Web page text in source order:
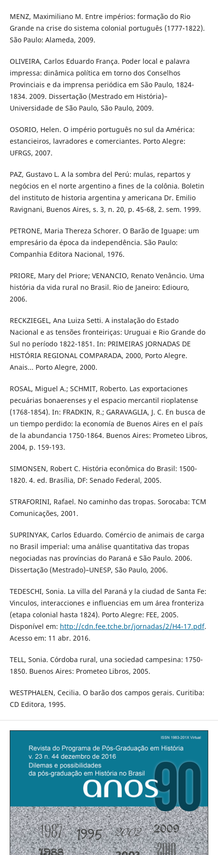
MENZ, Maximiliano M. Entre impérios: formação do Rio
Grande na crise do sistema colonial português (1777-1822).
São Paulo: Alameda, 2009.
OLIVEIRA, Carlos Eduardo França. Poder local e palavra
impressa: dinâmica política em torno dos Conselhos
Provinciais e da imprensa periódica em São Paulo, 1824-
1834. 2009. Dissertação (Mestrado em História)–
Universidade de São Paulo, São Paulo, 2009.
OSORIO, Helen. O império português no sul da América:
estancieiros, lavradores e comerciantes. Porto Alegre:
UFRGS, 2007.
PAZ, Gustavo L. A la sombra del Perú: mulas, repartos y
negócios en el norte argentino a fines de la colônia. Boletin
del instituto de historia argentina y americana Dr. Emilio
Ravignani, Buenos Aires, s. 3, n. 20, p. 45-68, 2. sem. 1999.
PETRONE, Maria Thereza Schorer. O Barão de Iguape: um
empresário da época da independência. São Paulo:
Companhia Editora Nacional, 1976.
PRIORE, Mary del Priore; VENANCIO, Renato Venâncio. Uma
história da vida rural no Brasil. Rio de Janeiro: Ediouro,
2006.
RECKZIEGEL, Ana Luiza Setti. A instalação do Estado
Nacional e as tensões fronteiriças: Uruguai e Rio Grande do
Sul no período 1822-1851. In: PRIMEIRAS JORNADAS DE
HISTÓRIA REGIONAL COMPARADA, 2000, Porto Alegre.
Anais... Porto Alegre, 2000.
ROSAL, Miguel A.; SCHMIT, Roberto. Las exportaciones
pecuárias bonaerenses y el espacio mercantil rioplatense
(1768-1854). In: FRADKIN, R.; GARAVAGLIA, J. C. En busca de
un tiempo perdido: la economía de Buenos Aires en el país
de la abundancia 1750-1864. Buenos Aires: Prometeo Libros,
2004, p. 159-193.
SIMONSEN, Robert C. História econômica do Brasil: 1500-
1820. 4. ed. Brasília, DF: Senado Federal, 2005.
STRAFORINI, Rafael. No caminho das tropas. Sorocaba: TCM
Comunicações, 2001.
SUPRINYAK, Carlos Eduardo. Comércio de animais de carga
no Brasil imperial: uma análise quantitativa das tropas
negociadas nas províncias do Paraná e São Paulo. 2006.
Dissertação (Mestrado)–UNESP, São Paulo, 2006.
TEDESCHI, Sonia. La villa del Paraná y la ciudad de Santa Fe:
Vinculos, interacciones e influencias em um área fronteriza
(etapa colonial hasta 1824). Porto Alegre: FEE, 2005.
Disponível em: http://cdn.fee.tche.br/jornadas/2/H4-17.pdf.
Acesso em: 11 abr. 2016.
TELL, Sonia. Córdoba rural, una sociedad campesina: 1750-
1850. Buenos Aires: Prometeo Libros, 2005.
WESTPHALEN, Cecilia. O barão dos campos gerais. Curitiba:
CD Editora, 1995.